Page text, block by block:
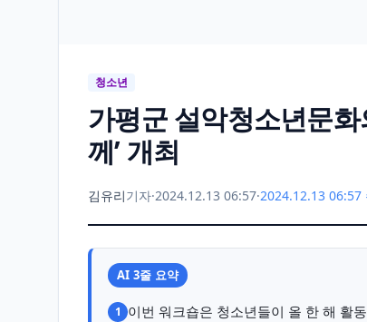
청소년
가평군 설악청소년문
께’ 개최
김유리기자·2024.12.13 06:57·2024.12.13 06:57
AI 3줄 요약
1 이번 워크숍은 청소년들이 올 한 해 활